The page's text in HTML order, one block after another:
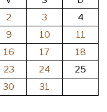
2 3
4
9 10
11
16 17
18
23 24
25
30 31